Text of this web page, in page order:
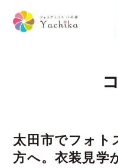
太田市でフォト
方へ。衣装見学